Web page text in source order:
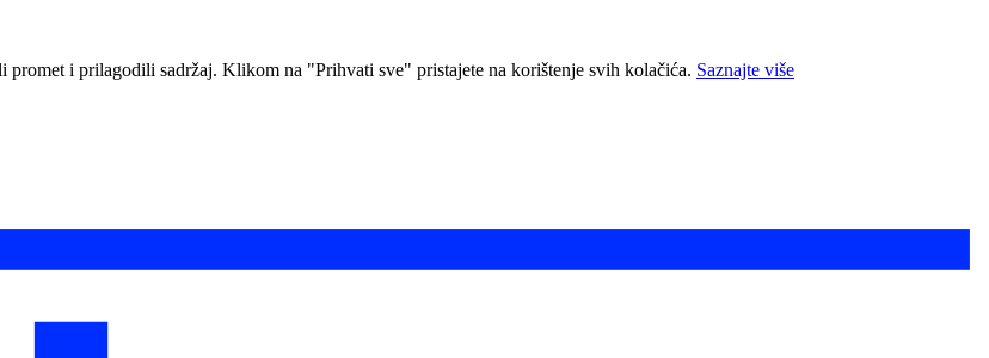
i prilagodili sadržaj. Klikom na "Prihvati sve" pristajete na korištenje svih kolačića. Saznajte više